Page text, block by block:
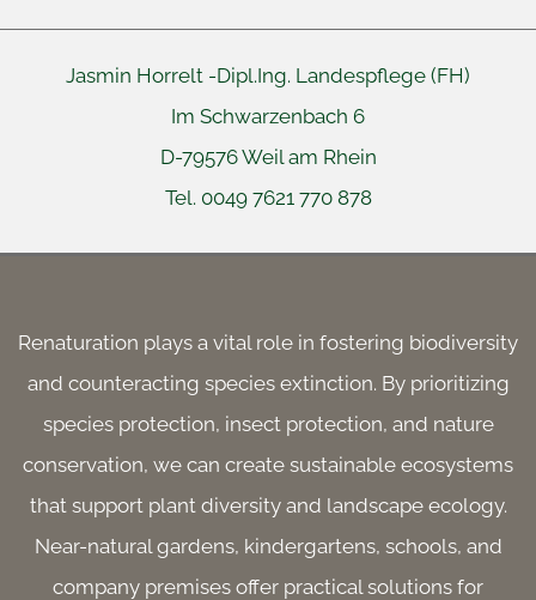
Jasmin Horrelt -Dipl.Ing. Landespflege (FH)
Im Schwarzenbach 6
D-79576 Weil am Rhein
Tel. 0049 7621 770 878
Renaturation plays a vital role in fostering biodiversity
and counteracting species extinction. By prioritizing
species protection, insect protection, and nature
conservation, we can create sustainable ecosystems
that support plant diversity and landscape ecology.
Near-natural gardens, kindergartens, schools, and
company premises offer practical solutions for